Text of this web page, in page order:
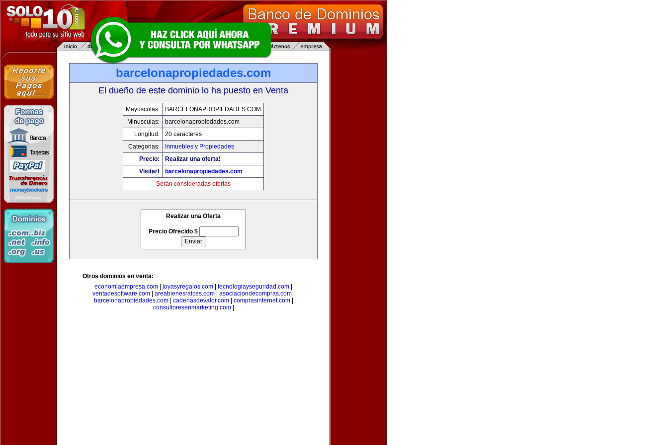
barcelonapropiedades.com
El dueño de este dominio lo ha puesto en Venta
Mayusculas:
BARCELONAPROPIEDADES.COM
Minusculas:
barcelonapropiedades.com
Longitud:
20 caracteres
Categorias:
Inmuebles y Propiedades
Precio:
Realizar una oferta!
Visitar!
barcelonapropiedades.com
Serán consideradas ofertas
Realizar una Oferta
Precio Ofrecido $
Otros dominios en venta:
economiaempresa.com
joyasyregalos.com tecnologiayseguridad.com
ventadesoftware.com| areabienesraices.com| asociaciondecompras.com|
barcelonapropiedades.com| cadenasdevalor.com| comprasinternet.com|
consultoresenmarketing.com|